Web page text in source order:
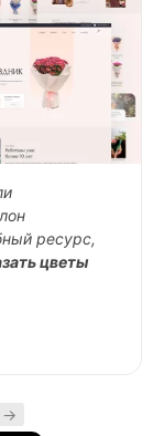
ресурс,
цветы
→